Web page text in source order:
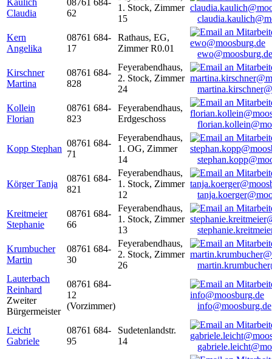
Kaulich
Claudia
08761 684-
62
1. Stock, Zimmer
15
Kern
Angelika
08761 684-
17
Rathaus, EG,
Zimmer R0.01
ewo@moosburg.de
Kirschner
Martina
08761 684-
828
Feyerabendhaus,
2. Stock, Zimmer
24
Kollein
Florian
08761 684-
823
Feyerabendhaus,
Erdgeschoss
Kopp Stephan
08761 684-
71
Feyerabendhaus,
1. OG, Zimmer
14
Körger Tanja
08761 684-
821
Feyerabendhaus,
1. Stock, Zimmer
12
Kreitmeier
Stephanie
08761 684-
66
Feyerabendhaus,
1. Stock, Zimmer
13
Krumbucher
Martin
08761 684-
30
Feyerabendhaus,
2. Stock, Zimmer
26
Lauterbach
Reinhard
Zweiter
Bürgermeister
08761 684-
12
(Vorzimmer)
info@moosburg.de
Leicht
Gabriele
08761 684-
95
Sudetenlandstr.
14